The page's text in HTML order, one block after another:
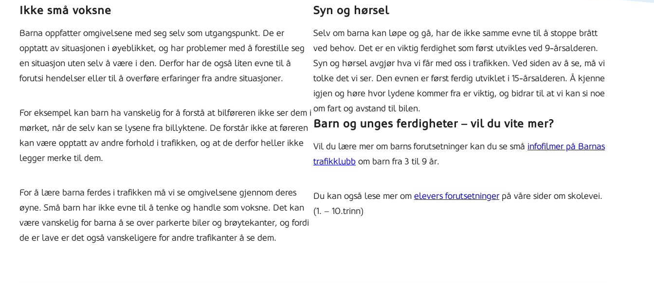
Ikke små voksne
Barna oppfatter omgivelsene med seg selv som utgangspunkt. De er
opptatt av situasjonen i øyeblikket, og har problemer med å forestille seg
en situasjon uten selv å være i den. Derfor har de også liten evne til å
forutsi hendelser eller til å overføre erfaringer fra andre situasjoner.
For eksempel kan barn ha vanskelig for å forstå at bilføreren ikke ser dem i
mørket, når de selv kan se lysene fra billyktene. De forstår ikke at føreren
kan være opptatt av andre forhold i trafikken, og at de derfor heller ikke
legger merke til dem.
For å lære barna ferdes i trafikken må vi se omgivelsene gjennom deres
øyne. Små barn har ikke evne til å tenke og handle som voksne. Det kan
være vanskelig for barna å se over parkerte biler og brøytekanter, og fordi
de er lave er det også vanskeligere for andre trafikanter å se dem.
Syn og hørsel
Selv om barna kan løpe og gå, har de ikke samme evne til å stoppe brått
ved behov. Det er en viktig ferdighet som først utvikles ved 9-årsalderen.
Syn og hørsel avgjør hva vi får med oss i trafikken. Ved siden av å se, må vi
tolke det vi ser. Den evnen er først ferdig utviklet i 15-årsalderen. Å kjenne
igjen og høre hvor lydene kommer fra er viktig, og bidrar til at vi kan si noe
om fart og avstand til bilen.
Barn og unges ferdigheter – vil du vite mer?
Vil du lære mer om barns forutsetninger kan du se små infofilmer på Barnas
trafikklubb om barn fra 3 til 9 år.
Du kan også lese mer om elevers forutsetningerpå våre sider om skolevei.
(1. – 10.trinn)